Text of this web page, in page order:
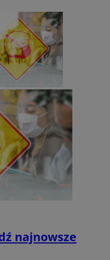
najnowsze